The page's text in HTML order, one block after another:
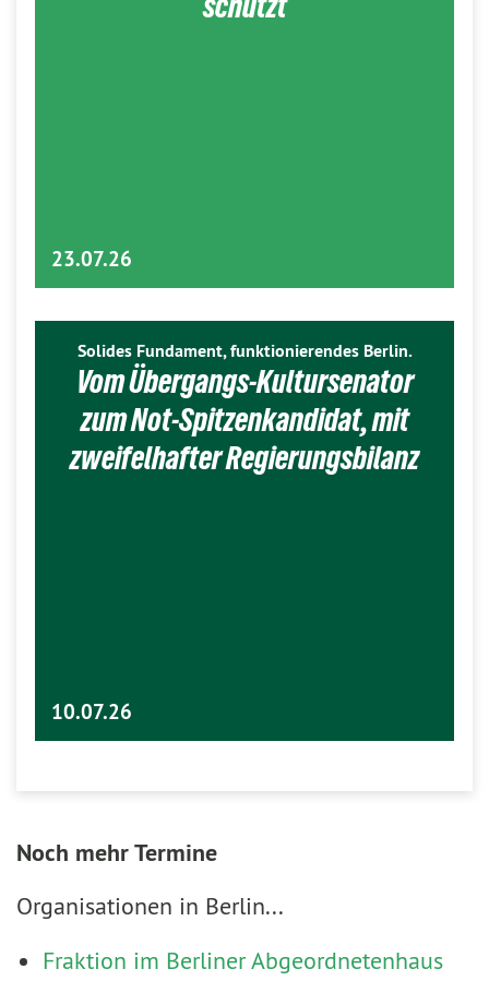
23.07.26
Solides Fundament, funktionierendes Berlin.
Vom Übergangs-Kultursenator
zum Not-Spitzenkandidat, mit
zweifelhafter Regierungsbilanz
10.07.26
Noch mehr Termine
Organisationen in Berlin...
Fraktion im Berliner Abgeordnetenhaus